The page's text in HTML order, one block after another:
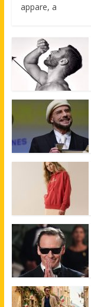
appare, a